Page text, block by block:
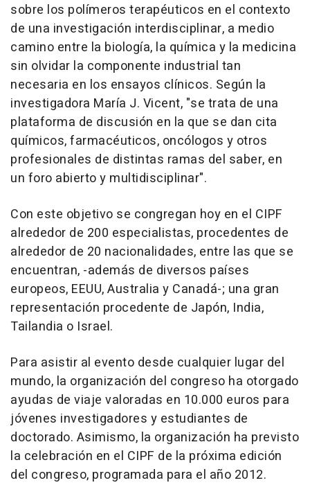
sobre los polímeros terapéuticos en el contexto
de una investigación interdisciplinar, a medio
camino entre la biología, la química y la medicina
sin olvidar la componente industrial tan
necesaria en los ensayos clínicos. Según la
investigadora María J. Vicent, "se trata de una
plataforma de discusión en la que se dan cita
químicos, farmacéuticos, oncólogos y otros
profesionales de distintas ramas del saber, en
un foro abierto y multidisciplinar".
Con este objetivo se congregan hoy en el CIPF
alrededor de 200 especialistas, procedentes de
alrededor de 20 nacionalidades, entre las que se
encuentran, -además de diversos países
europeos, EEUU, Australia y Canadá-; una gran
representación procedente de Japón, India,
Tailandia o Israel.
Para asistir al evento desde cualquier lugar del
mundo, la organización del congreso ha otorgado
ayudas de viaje valoradas en 10.000 euros para
jóvenes investigadores y estudiantes de
doctorado. Asimismo, la organización ha previsto
la celebración en el CIPF de la próxima edición
del congreso, programada para el año 2012.